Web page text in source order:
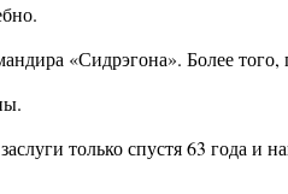
«Сидрэгона». Более
только спустя 63 года и